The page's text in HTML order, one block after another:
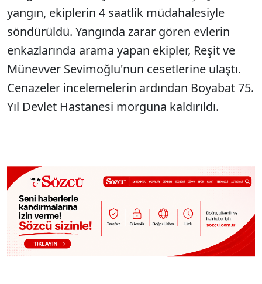
yangın, ekiplerin 4 saatlik müdahalesiyle
söndürüldü. Yangında zarar gören evlerin
enkazlarında arama yapan ekipler, Reşit ve
Münevver Sevimoğlu'nun cesetlerine ulaştı.
Cenazeler incelemelerin ardından Boyabat 75.
Yıl Devlet Hastanesi morguna kaldırıldı.